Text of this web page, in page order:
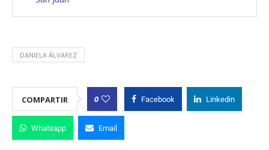
DANIELA ÁLVAREZ
COMPARTIR 0 Facebook Linkedin
Whatsapp Email